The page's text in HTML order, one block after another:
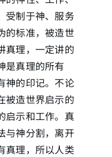
受制于神、服务
的标准，被造世
真理，一定讲的
是真理的所有
神的印记。不论
被造世界启示的
启示和工作。真
与神分割，离开
真理，所以人类